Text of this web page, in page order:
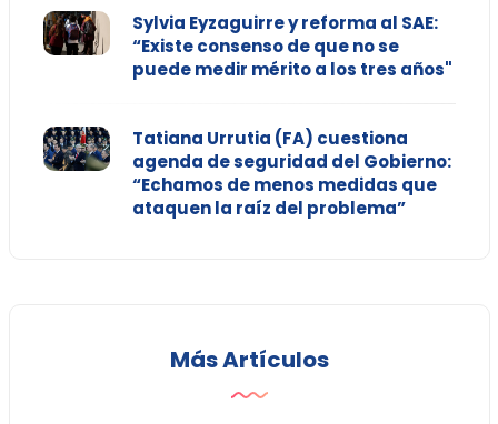
Sylvia Eyzaguirre y reforma al SAE:
“Existe consenso de que no se
puede medir mérito a los tres años"
Tatiana Urrutia (FA) cuestiona
agenda de seguridad del Gobierno:
“Echamos de menos medidas que
ataquen la raíz del problema”
Más Artículos